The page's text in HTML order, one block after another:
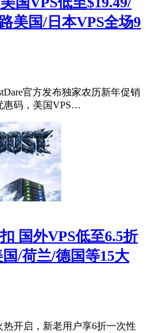
美国/日本VPS全场9
官方发布独家农历新年促销
惠码，美国VPS…
国外VPS低至6.5折
/荷兰/德国等15大
热开启，新老用户享6折一次性